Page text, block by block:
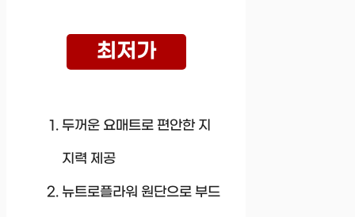
최저가
두꺼운 요매트로 편안한 지
지력 제공
뉴트로플라워 원단으로 부드